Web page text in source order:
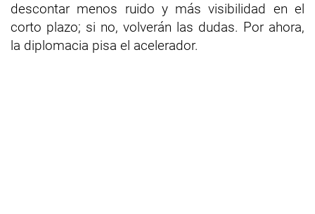
descontar menos ruido y más visibilidad en el
corto plazo; si no, volverán las dudas. Por ahora,
la diplomacia pisa el acelerador.